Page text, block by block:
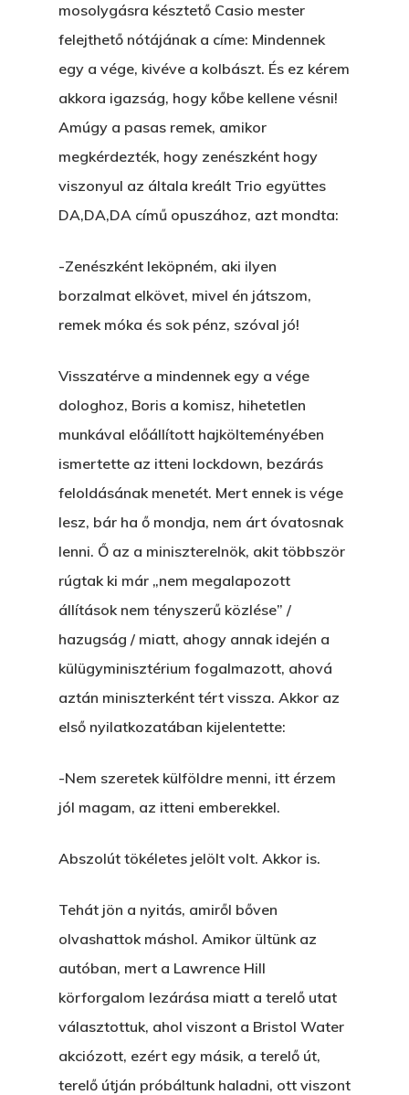
mosolygásra késztető Casio mester
felejthető nótájának a címe: Mindennek
egy a vége, kivéve a kolbászt. És ez kérem
akkora igazság, hogy kőbe kellene vésni!
Amúgy a pasas remek, amikor
megkérdezték, hogy zenészként hogy
viszonyul az általa kreált Trio együttes
DA,DA,DA című opuszához, azt mondta:
-Zenészként leköpném, aki ilyen
borzalmat elkövet, mivel én játszom,
remek móka és sok pénz, szóval jó!
Visszatérve a mindennek egy a vége
dologhoz, Boris a komisz, hihetetlen
munkával előállított hajkölteményében
ismertette az itteni lockdown, bezárás
feloldásának menetét. Mert ennek is vége
lesz, bár ha ő mondja, nem árt óvatosnak
lenni. Ő az a miniszterelnök, akit többször
rúgtak ki már „nem megalapozott
állítások nem tényszerű közlése” /
hazugság / miatt, ahogy annak idején a
külügyminisztérium fogalmazott, ahová
aztán miniszterként tért vissza. Akkor az
első nyilatkozatában kijelentette:
-Nem szeretek külföldre menni, itt érzem
jól magam, az itteni emberekkel.
Abszolút tökéletes jelölt volt. Akkor is.
Tehát jön a nyitás, amiről bőven
olvashattok máshol. Amikor ültünk az
autóban, mert a Lawrence Hill
körforgalom lezárása miatt a terelő utat
választottuk, ahol viszont a Bristol Water
akciózott, ezért egy másik, a terelő út,
terelő útján próbáltunk haladni, ott viszont